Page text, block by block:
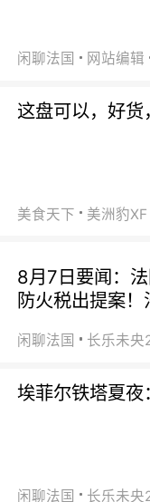
闲聊法国 网站编辑
这盘可以，好货
美食天下 美洲豹XF
8月7日要闻：
防火税出提案！
闲聊法国
埃菲尔铁塔夏夜
闲聊法国